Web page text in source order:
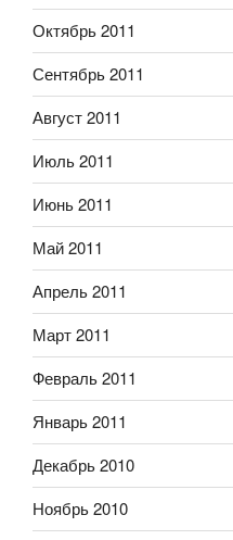
Октябрь 2011
Сентябрь 2011
Август 2011
Июль 2011
Июнь 2011
Май 2011
Апрель 2011
Март 2011
Февраль 2011
Январь 2011
Декабрь 2010
Ноябрь 2010